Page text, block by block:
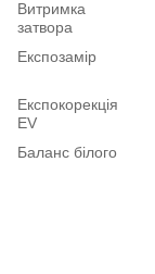
Витримка
затвора
Експозамір
Експокорекція
EV
Баланс білого